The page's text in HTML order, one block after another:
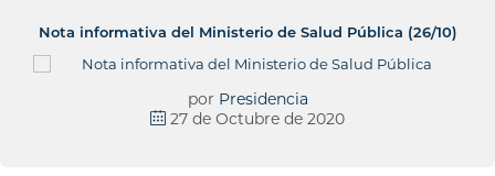
Nota informativa del Ministerio de Salud Pública (26/10)
por Presidencia
27 de Octubre de 2020